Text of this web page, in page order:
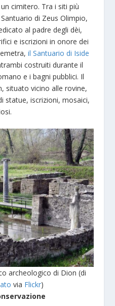
cimitero. Tra i siti più
di Zeus Olimpio,
al padre degli dèi,
e iscrizioni in onore dei
il Santuario di Iside
costruiti durante il
e i bagni pubblici. Il
situato vicino alle rovine,
statue, iscrizioni, mosaici,
archeologico di Dion (di
via Flickr)